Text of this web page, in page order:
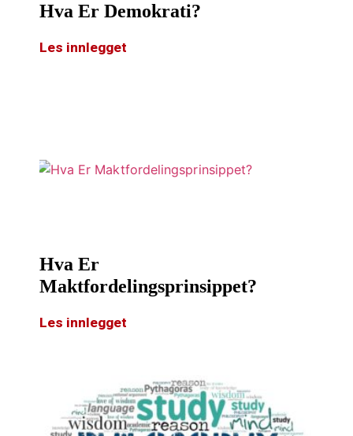
Hva Er Demokrati?
Les innlegget
Hva Er
Maktfordelingsprinsippet?
Les innlegget